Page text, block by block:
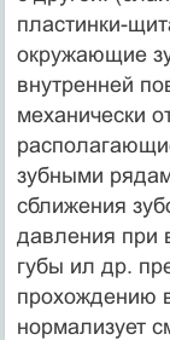
пластинки-
окружающие
внутренней
механически
зубными
сближения
давления при
губы ил др.
прохождению
нормализует